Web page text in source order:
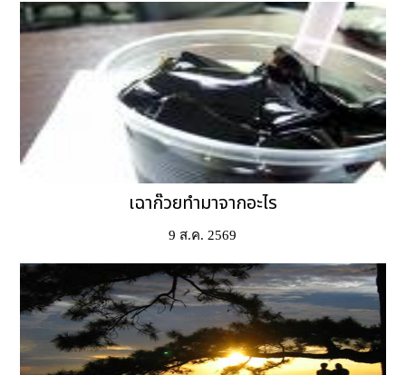
เฉาก๊วยทำมาจากอะไร
9 ส.ค. 2569